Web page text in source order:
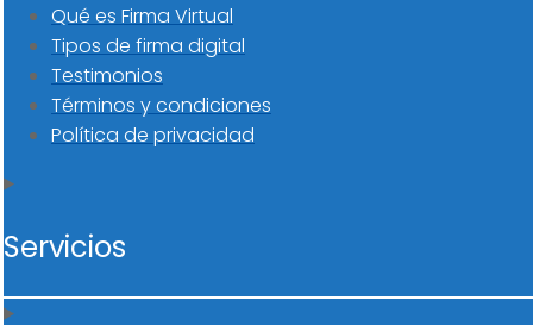
Qué es Firma Virtual
Tipos de firma digital
Testimonios
Términos y condiciones
Política de privacidad
Servicios